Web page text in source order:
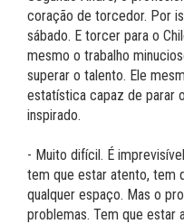
coração de torcedor. Por
sábado. E torcer para o
mesmo o trabalho
superar o talento. Ele
estatística capaz de parar
inspirado.
- Muito difícil. É
tem que estar atento, tem
qualquer espaço. Mas o
problemas. Tem que estar